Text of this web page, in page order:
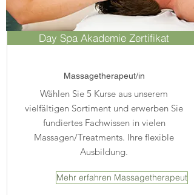
Day Spa Akademie Zertifikat
Massagetherapeut/in
Wählen Sie 5 Kurse aus unserem
vielfältigen Sortiment und erwerben Sie
fundiertes Fachwissen in vielen
Massagen/Treatments. Ihre flexible
Ausbildung.
Mehr erfahren Massagetherapeut